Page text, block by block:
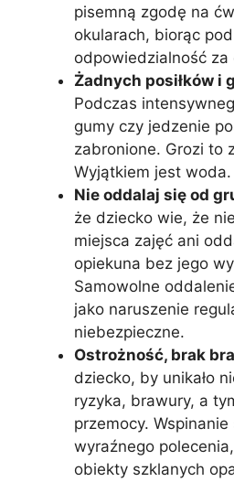
pisemną zgodę na
okularach, biorąc
odpowiedzialność
Żadnych posiłków i
Podczas
gumy czy jedzenie
zabronione. Grozi to
Wyjątkiem jest woda.
Nie oddalaj się od
że dziecko wie, że
miejsca zajęć ani
opiekuna bez jego
Samowolne
jako naruszenie
niebezpieczne.
Ostrożność, brak
dziecko, by unikało
ryzyka, brawury, a
przemocy.
wyraźnego
obiekty szklanych